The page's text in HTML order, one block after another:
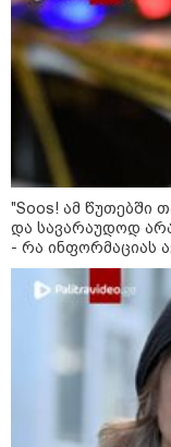
მნიშვნელოვანი
11:13 / 05-08-2026
Hisense
უკეთესი
მსოფლიო
"Soos! ამ წუთებში
და სავარაუდოდ
- რა ინფორმაციას